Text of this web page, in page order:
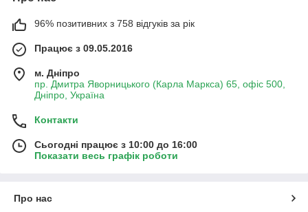
96% позитивних з 758 відгуків за рік
Працює з 09.05.2016
м. Дніпро
пр. Дмитра Яворницького (Карла Маркса) 65, офіс 500,
Дніпро, Україна
Контакти
Сьогодні працює з 10:00 до 16:00
Показати весь графік роботи
Про нас